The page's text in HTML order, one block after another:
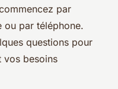
par
ou par téléphone.
questions pour
vos besoins